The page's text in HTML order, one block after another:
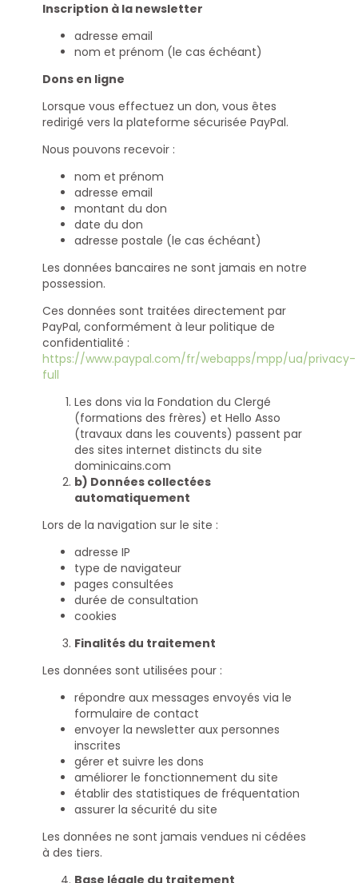
Inscription à la newsletter
adresse email
nom et prénom (le cas échéant)
Dons en ligne
Lorsque vous effectuez un don, vous êtes
redirigé vers la plateforme sécurisée PayPal.
Nous pouvons recevoir :
nom et prénom
adresse email
montant du don
date du don
adresse postale (le cas échéant)
Les données bancaires ne sont jamais en notre
possession.
Ces données sont traitées directement par
PayPal, conformément à leur politique de
confidentialité :
https://www.paypal.com/fr/webapps/mpp/ua/privacy-
full
Les dons via la Fondation du Clergé
(formations des frères) et Hello Asso
(travaux dans les couvents) passent par
des sites internet distincts du site
dominicains.com
b) Données collectées
automatiquement
Lors de la navigation sur le site :
adresse IP
type de navigateur
pages consultées
durée de consultation
cookies
Finalités du traitement
Les données sont utilisées pour :
répondre aux messages envoyés via le
formulaire de contact
envoyer la newsletter aux personnes
inscrites
gérer et suivre les dons
améliorer le fonctionnement du site
établir des statistiques de fréquentation
assurer la sécurité du site
Les données ne sont jamais vendues ni cédées
à des tiers.